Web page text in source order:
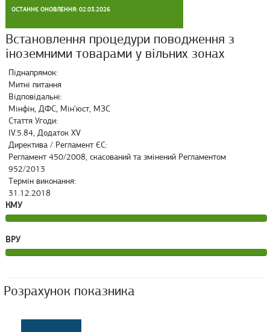
ОСТАННЄ ОНОВЛЕННЯ: 02.03.2026
Встановлення процедури поводження з
іноземними товарами у вільних зонах
Піднапрямок:
Митні питання
Відповідальні:
Мінфін, ДФС, Мін'юст, МЗС
Стаття Угоди:
IV.5.84, Додаток XV
Директива / Регламент ЄС:
Регламент 450/2008, скасований та змінений Регламентом
952/2013
Термін виконання:
31.12.2018
КМУ
ВРУ
Розрахунок показника